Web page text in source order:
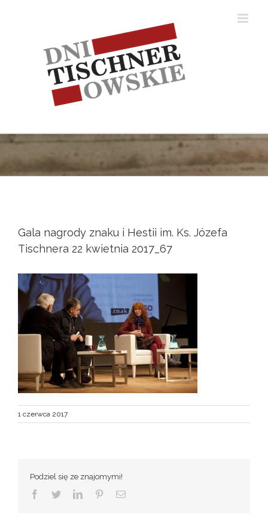
Gala nagrody znaku i Hestii im. Ks. Józefa
Tischnera 22 kwietnia 2017_67
1 czerwca 2017
Podziel się ze znajomymi!
Facebook
TwitterLinkedInPinterestEmail